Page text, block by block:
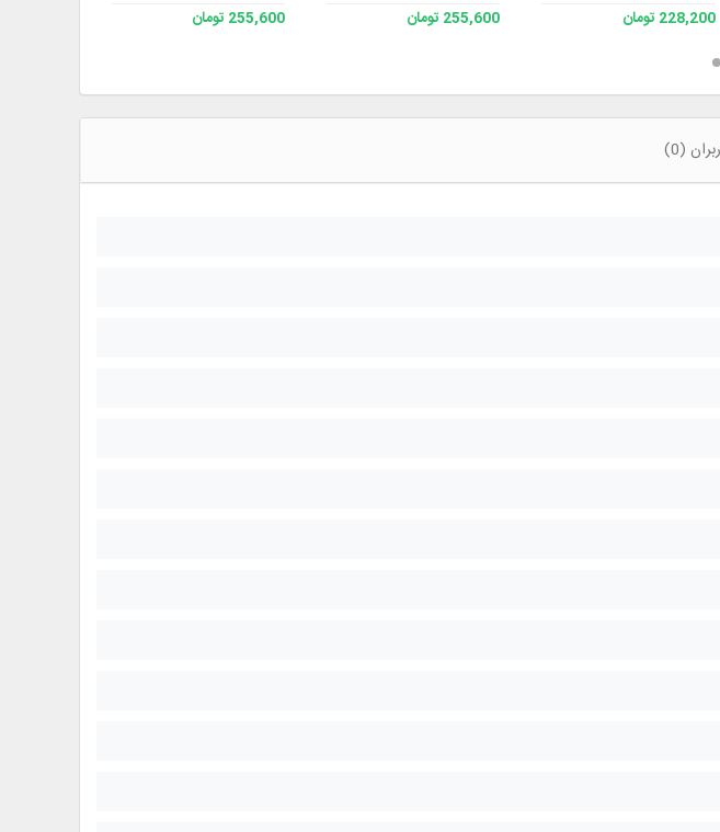
228,200 تومان
255,600 تومان
255,600 تومان
(0)